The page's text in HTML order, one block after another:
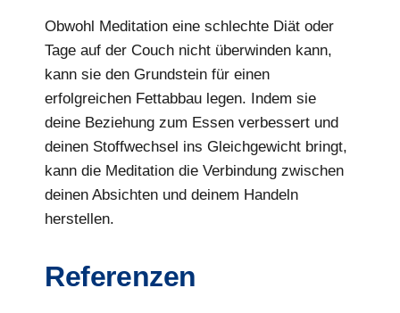
Obwohl Meditation eine schlechte Diät oder
Tage auf der Couch nicht überwinden kann,
kann sie den Grundstein für einen
erfolgreichen Fettabbau legen. Indem sie
deine Beziehung zum Essen verbessert und
deinen Stoffwechsel ins Gleichgewicht bringt,
kann die Meditation die Verbindung zwischen
deinen Absichten und deinem Handeln
herstellen.
Referenzen